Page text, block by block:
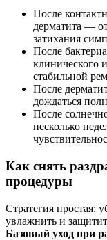
После
дерматита —
затихания
После
клинического
стабильной
После
дождаться
После
несколько
Как снять
процедуры
Стратегия простая:
увлажнить и
Базовый уход при